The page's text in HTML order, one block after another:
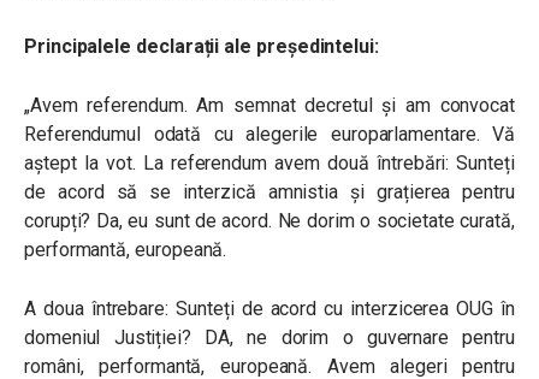
Principalele declarații ale președintelui:
„Avem referendum. Am semnat decretul și am convocat
Referendumul odată cu alegerile europarlamentare. Vă
aștept la vot. La referendum avem două întrebări: Sunteți
de acord să se interzică amnistia și grațierea pentru
corupți? Da, eu sunt de acord. Ne dorim o societate curată,
performantă, europeană.
A doua întrebare: Sunteți de acord cu interzicerea OUG în
domeniul Justiției? DA, ne dorim o guvernare pentru
români, performantă, europeană. Avem alegeri pentru